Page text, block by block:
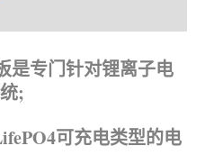
是专门针对锂离子电
;
可充电类型的电